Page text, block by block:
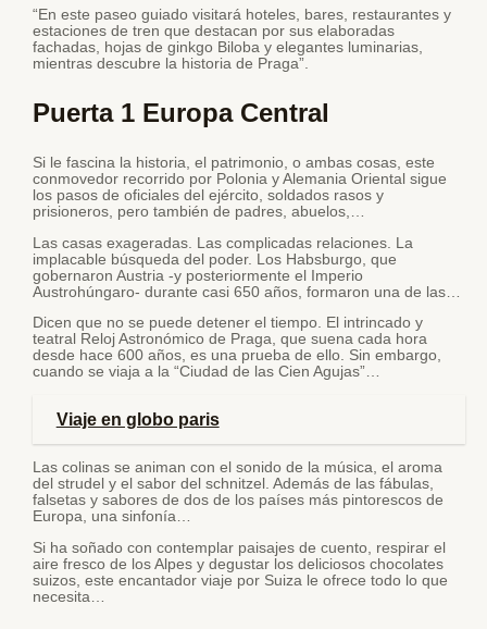
“En este paseo guiado visitará hoteles, bares, restaurantes y
estaciones de tren que destacan por sus elaboradas
fachadas, hojas de ginkgo Biloba y elegantes luminarias,
mientras descubre la historia de Praga”.
Puerta 1 Europa Central
Si le fascina la historia, el patrimonio, o ambas cosas, este
conmovedor recorrido por Polonia y Alemania Oriental sigue
los pasos de oficiales del ejército, soldados rasos y
prisioneros, pero también de padres, abuelos,…
Las casas exageradas. Las complicadas relaciones. La
implacable búsqueda del poder. Los Habsburgo, que
gobernaron Austria -y posteriormente el Imperio
Austrohúngaro- durante casi 650 años, formaron una de las…
Dicen que no se puede detener el tiempo. El intrincado y
teatral Reloj Astronómico de Praga, que suena cada hora
desde hace 600 años, es una prueba de ello. Sin embargo,
cuando se viaja a la “Ciudad de las Cien Agujas”…
Viaje en globo paris
Las colinas se animan con el sonido de la música, el aroma
del strudel y el sabor del schnitzel. Además de las fábulas,
falsetas y sabores de dos de los países más pintorescos de
Europa, una sinfonía…
Si ha soñado con contemplar paisajes de cuento, respirar el
aire fresco de los Alpes y degustar los deliciosos chocolates
suizos, este encantador viaje por Suiza le ofrece todo lo que
necesita…